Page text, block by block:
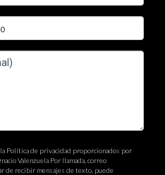
Política de privacidad proporcionados por
Valenzuela Por llamada, correo
de recibir mensajes de texto, puede